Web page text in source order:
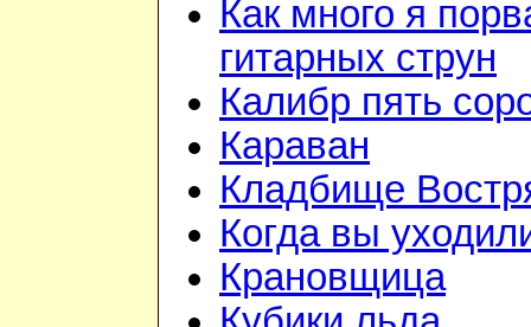
Как много я
гитарных струн
Калибр пять
Караван
Кладбище
Когда вы
Крановщица